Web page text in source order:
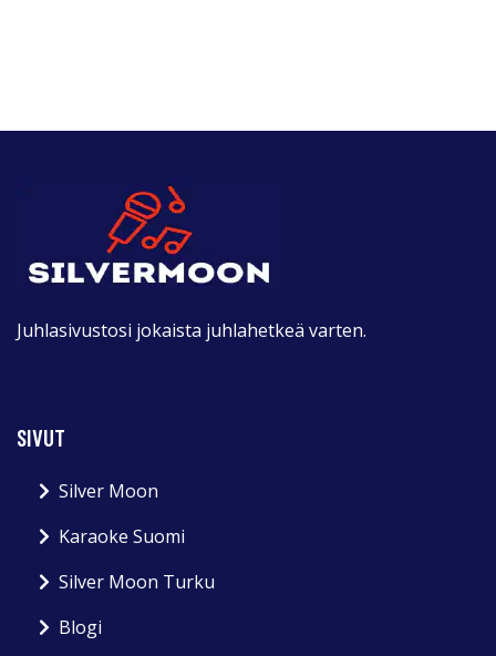
Juhlasivustosi jokaista juhlahetkeä varten.
SIVUT
Silver Moon
Karaoke Suomi
Silver Moon Turku
Blogi